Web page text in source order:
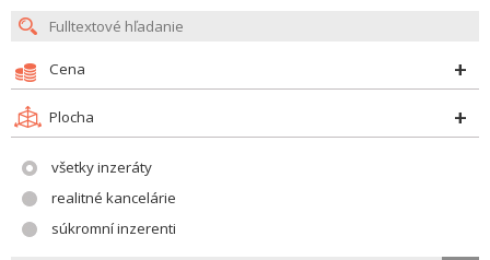
Cena
Plocha
všetky inzeráty
realitné kancelárie
súkromní inzerenti